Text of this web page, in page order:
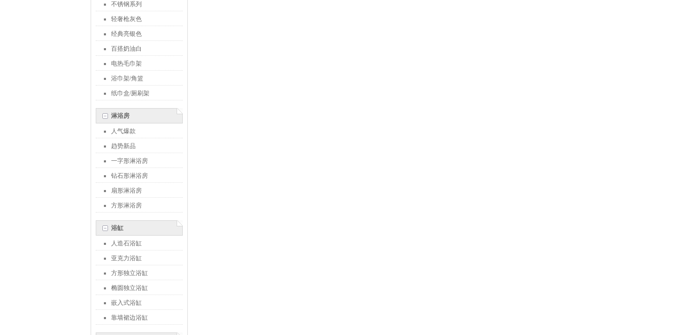
不锈钢系列
轻奢枪灰色
经典亮银色
百搭奶油白
电热毛巾架
浴巾架/角篮
纸巾盒/厕刷架
淋浴房
人气爆款
趋势新品
一字形淋浴房
钻石形淋浴房
扇形淋浴房
方形淋浴房
浴缸
人造石浴缸
亚克力浴缸
方形独立浴缸
椭圆独立浴缸
嵌入式浴缸
靠墙裙边浴缸